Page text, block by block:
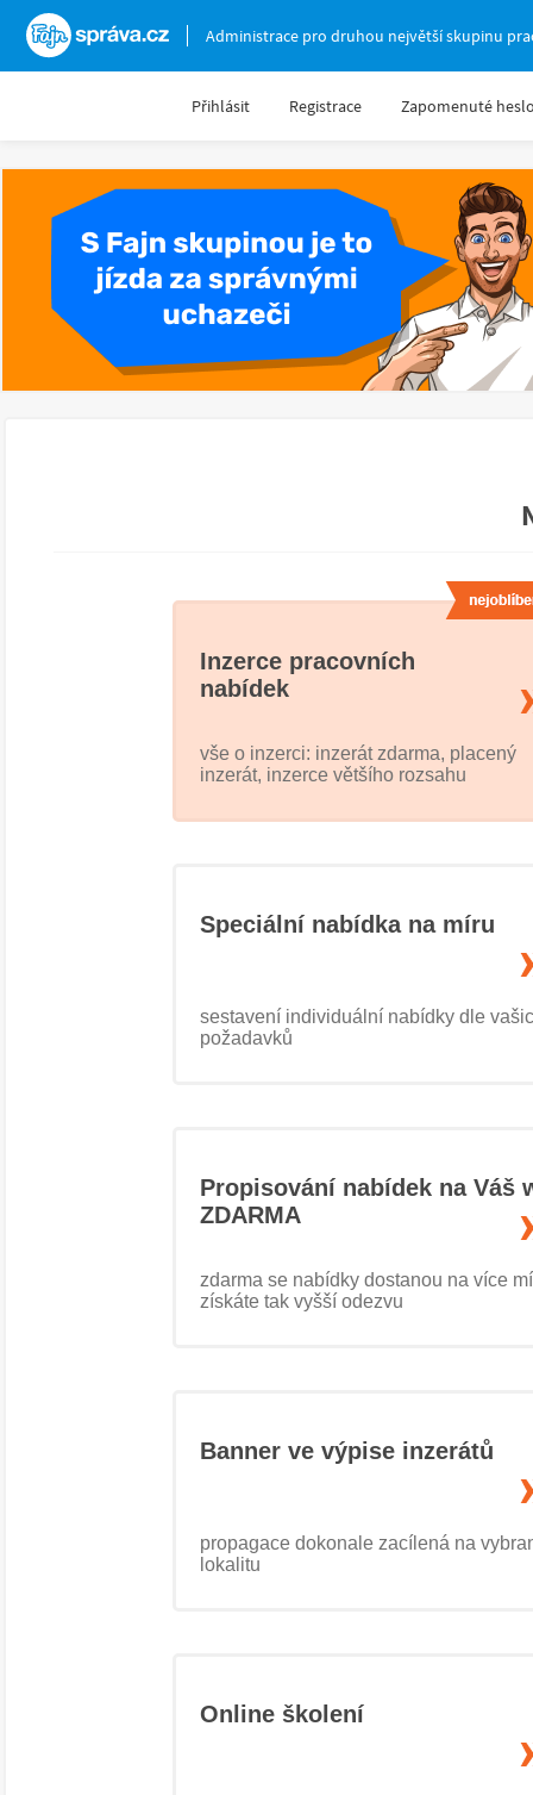
Fajnsprava.cz
Administrace pro druhou největší skupinu
Přihlásit Registrace Zapomenuté
Inzerce pracovních
nabídek
vše o inzerci: inzerát zdarma, placený
inzerát, inzerce většího rozsahu
Speciální nabídka na míru
sestavení individuální nabídky dle
požadavků
Propisování nabídek na Váš
ZDARMA
zdarma se nabídky dostanou na více
získáte tak vyšší odezvu
Banner ve výpise inzerátů
propagace dokonale zacílená na
lokalitu
Online školení